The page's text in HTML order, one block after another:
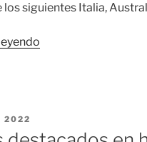
los siguientes Italia,
2022